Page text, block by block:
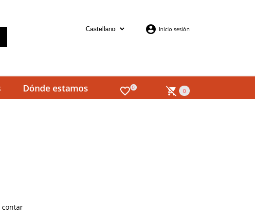
Inicio sesión
0 0
Dónde estamos
contar